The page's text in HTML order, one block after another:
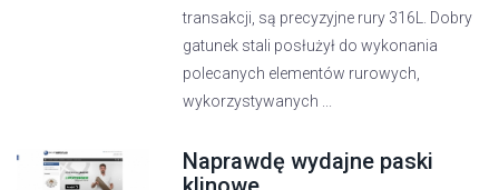
transakcji, są precyzyjne rury 316L. Dobry
gatunek stali posłużył do wykonania
polecanych elementów rurowych,
wykorzystywanych ...
Naprawdę wydajne paski